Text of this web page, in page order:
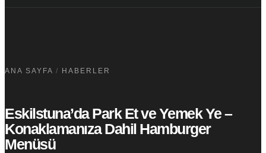
ANA SAYFA / HABERLER
Eskilstuna’da Park Et ve Yemek Ye –
Konaklamanıza Dahil Hamburger
Menüsü